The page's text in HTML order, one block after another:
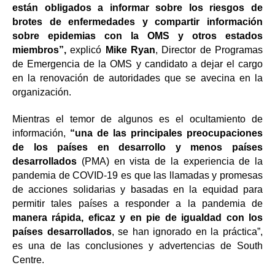
están obligados a informar sobre los riesgos de
brotes de enfermedades y compartir información
sobre epidemias con la OMS y otros estados
miembros”,explicó Mike Ryan, Director de Programas
de Emergencia de la OMS y candidato a dejar el cargo
en la renovación de autoridades que se avecina en la
organización.
Mientras el temor de algunos es el ocultamiento de
información, “una de las principales preocupaciones
de los países en desarrollo y menos países
desarrollados (PMA) en vista de la experiencia de la
pandemia de COVID-19 es que las llamadas y promesas
de acciones solidarias y basadas en la equidad para
permitir tales países a responder a la pandemia de
manera rápida, eficaz y en pie de igualdad con los
países desarrollados, se han ignorado en la práctica”,
es una de las conclusiones y advertencias de South
Centre.